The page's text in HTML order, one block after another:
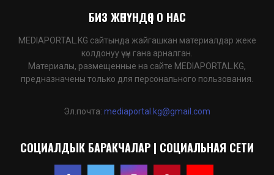
БИЗ ЖӨНҮНДӨ | О НАС
MEDIAPORTAL.KG сайтында жайгашкан материалдар жеке
колдонуу үчүн гана арналган.
Материалы, размещенные на сайте MEDIAPORTAL.KG,
предназначены только для персонального пользования.
Эл.почта: mediaportal.kg@gmail.com
СОЦИАЛДЫК БАРАКЧАЛАР | СОЦИАЛЬНАЯ СЕТИ